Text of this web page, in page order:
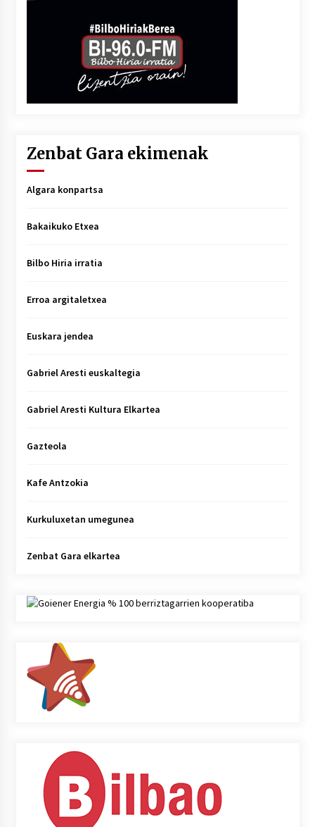
Zenbat Gara ekimenak
Algara konpartsa
Bakaikuko Etxea
Bilbo Hiria irratia
Erroa argitaletxea
Euskara jendea
Gabriel Aresti euskaltegia
Gabriel Aresti Kultura Elkartea
Gazteola
Kafe Antzokia
Kurkuluxetan umegunea
Zenbat Gara elkartea